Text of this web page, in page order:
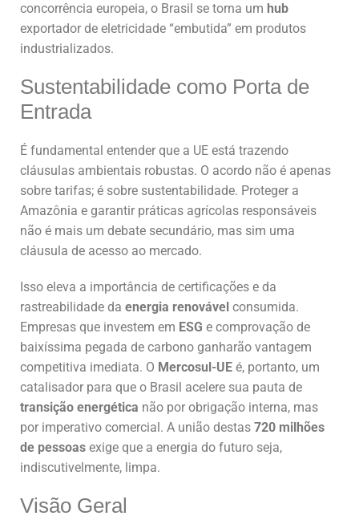
concorrência europeia, o Brasil se torna um hub
exportador de eletricidade “embutida” em produtos
industrializados.
Sustentabilidade como Porta de
Entrada
É fundamental entender que a UE está trazendo
cláusulas ambientais robustas. O acordo não é apenas
sobre tarifas; é sobre sustentabilidade. Proteger a
Amazônia e garantir práticas agrícolas responsáveis
não é mais um debate secundário, mas sim uma
cláusula de acesso ao mercado.
Isso eleva a importância de certificações e da
rastreabilidade da energia renovável consumida.
Empresas que investem em ESG e comprovação de
baixíssima pegada de carbono ganharão vantagem
competitiva imediata. O Mercosul-UE é, portanto, um
catalisador para que o Brasil acelere sua pauta de
transição energética não por obrigação interna, mas
por imperativo comercial. A união destas 720 milhões
de pessoas exige que a energia do futuro seja,
indiscutivelmente, limpa.
Visão Geral